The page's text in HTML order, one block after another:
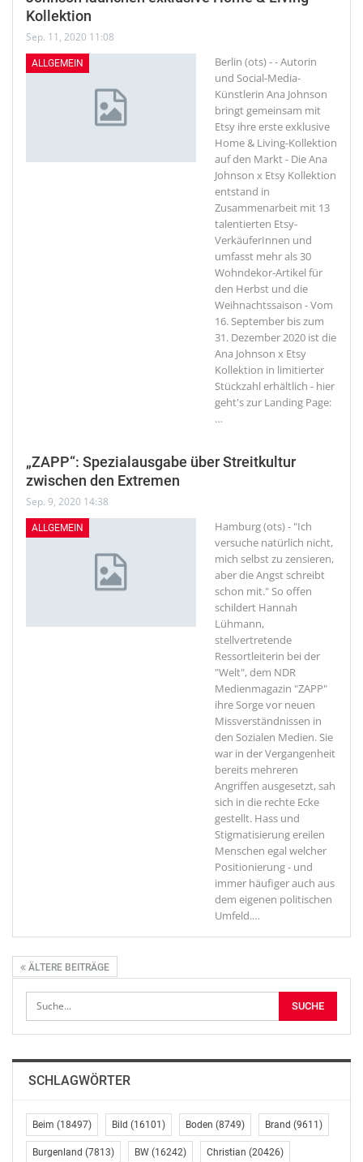
Kollektion
Sep. 11, 2020 11:08
ALLGEMEIN
Berlin (ots) - - Autorin
und Social-Media-
Künstlerin Ana Johnson
bringt gemeinsam mit
Etsy ihre erste exklusive
Home & Living-Kollektion
auf den Markt - Die Ana
Johnson x Etsy Kollektion
entstand in
Zusammenarbeit mit 13
talentierten Etsy-
VerkäuferInnen und
umfasst mehr als 30
Wohndekor-Artikel für
den Herbst und die
Weihnachtssaison - Vom
16. September bis zum
31. Dezember 2020 ist die
Ana Johnson x Etsy
Kollektion in limitierter
Stückzahl erhältlich - hier
geht's zur Landing Page:
…
„ZAPP“: Spezialausgabe über Streitkultur
zwischen den Extremen
Sep. 9, 2020 14:38
ALLGEMEIN
Hamburg (ots) - "Ich
versuche natürlich nicht,
mich selbst zu zensieren,
aber die Angst schreibt
schon mit." So offen
schildert Hannah
Lühmann,
stellvertretende
Ressortleiterin bei der
"Welt", dem NDR
Medienmagazin "ZAPP"
ihre Sorge vor neuen
Missverständnissen in
den Sozialen Medien. Sie
war in der Vergangenheit
bereits mehreren
Angriffen ausgesetzt, sah
sich in die rechte Ecke
gestellt. Hass und
Stigmatisierung ereilen
Menschen egal welcher
Positionierung - und
immer häufiger auch aus
dem eigenen politischen
Umfeld.…
ÄLTERE BEITRÄGE
SCHLAGWÖRTER
Beim (18497) Bild (16101) Boden (8749) Brand (9611)
Burgenland (7813) BW (16242) Christian (20426)